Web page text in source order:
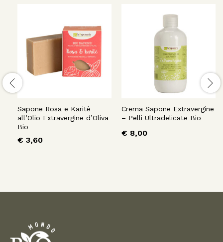
Sapone Rosa e Karitè
all’Olio Extravergine d’Oliva
Bio
€ 3,60
Crema Sapone Extravergine
– Pelli Ultradelicate Bio
€ 8,00